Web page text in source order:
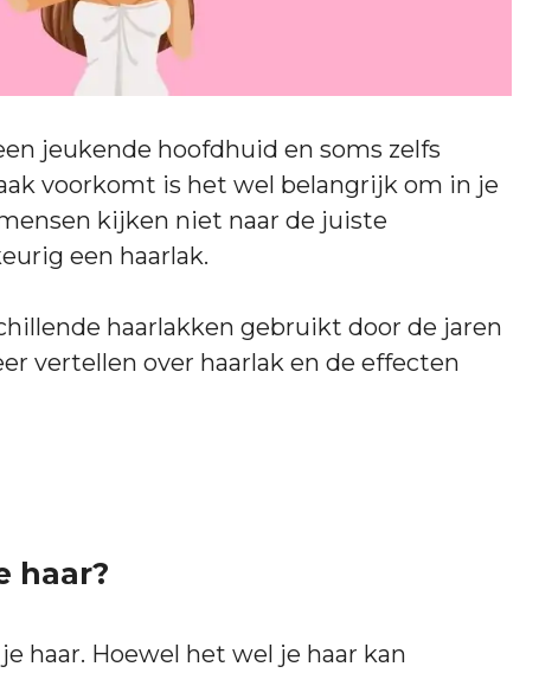
jeukende hoofdhuid en soms zelfs
voorkomt is het wel belangrijk om in je
kijken niet naar de juiste
een haarlak.
haarlakken gebruikt door de jaren
vertellen over haarlak en de effecten
haar?
haar. Hoewel het wel je haar kan